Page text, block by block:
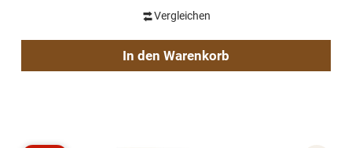
Vergleichen
In den Warenkorb